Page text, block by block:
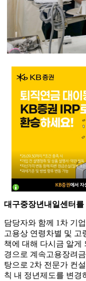
대구중장년내일센터
담당자와 함께 1차 기
고용상 연령차별 및 고
책에 대해 다시금 알게
경으로 계속고용장려
탕으로 2차 전문가 컨
칙 내 정년제도를 변경